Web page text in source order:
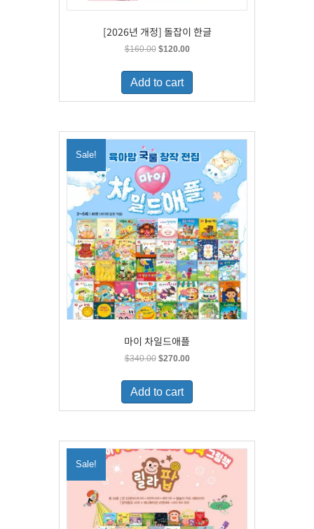
[2026년 개정] 돌잡이 한글
$160.00 Original
was:
$160.00.
$120.00Current
is:
Add to cart
Sale!
마이 차일드애플
$340.00 Original
was:
$340.00.
$270.00Current
is:
Add to cart
Sale!